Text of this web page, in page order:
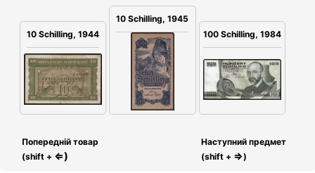
10 Schilling, 1944
10 Schilling, 1945
100 Schilling, 1984
Попередній товар
(shift + ⇐)
Наступний предмет
(shift + ⇒)